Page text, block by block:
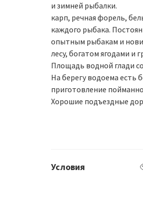
и зимней рыбалки.
карп, речная форель,
каждого рыбака.
опытным рыбакам и
лесу, богатом ягодами и
Площадь водной глади
На берегу водоема есть
приготовление
Хорошие подъездные
Условия